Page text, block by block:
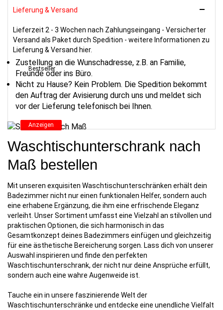
Bestseller
Sideboard nach
Maß
199,99€
Anzeigen
Waschtischunterschrank nach
Maß bestellen
Mit unseren exquisiten Waschtischunterschränken erhält dein
Badezimmer nicht nur einen funktionalen Helfer, sondern auch
eine erhabene Ergänzung, die ihm eine erfrischende Eleganz
verleiht. Unser Sortiment umfasst eine Vielzahl an stilvollen und
praktischen Optionen, die sich harmonisch in das
Gesamtkonzept deines Badezimmers einfügen und gleichzeitig
für eine ästhetische Bereicherung sorgen. Lass dich von unserer
Auswahl inspirieren und finde den perfekten
Waschtischunterschrank, der nicht nur deine Ansprüche erfüllt,
sondern auch eine wahre Augenweide ist.
Tauche ein in unsere faszinierende Welt der
Waschtischunterschränke und entdecke eine unendliche Vielfalt
Lieferung & Versand
Lieferzeit 2 - 3 Wochen nach Zahlungseingang - Versicherter
Versand als Paket durch Spedition - weitere Informationen zu
Lieferung & Versand hier.
Zustellung an die Wunschadresse, z.B. an Familie,
Freunde oder ins Büro.
Nicht zu Hause? Kein Problem. Die Spedition bekommt
den Auftrag der Avisierung durch uns und meldet sich
vor der Lieferung telefonisch bei Ihnen.